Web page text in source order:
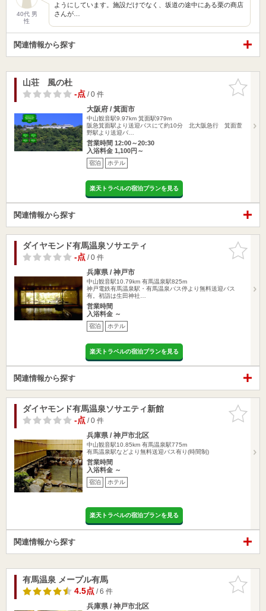
40代 男
性
ようにしています。施設だけでなく、坂道の途中にある栗の商店
さんが…
関連情報から探す
お気に入
りに追加
山荘 風の杜
-点/ 0 件
大阪府 / 箕面市
中山観音駅9.97km 箕面駅979m
阪急箕面駅より送迎バスにて約10分 北大阪急行 箕面萱
野駅より送迎バ…
営業時間 12:00～20:30
入浴料金 1,100円～
宿泊 ホテル
楽天トラベルの宿泊プランを見る
関連情報から探す
お気に入
りに追加
ダイヤモンド有馬温泉ソサエティ
-点/ 0 件
兵庫県 / 神戸市
中山観音駅10.79km 有馬温泉駅825m
神戸電鉄有馬温泉駅・有馬温泉バス停より無料送迎バス
有。初詣は生田神社…
営業時間
入浴料金 ～
宿泊 ホテル
楽天トラベルの宿泊プランを見る
関連情報から探す
お気に入
りに追加
ダイヤモンド有馬温泉ソサエティ新館
-点/ 0 件
兵庫県 / 神戸市北区
中山観音駅10.85km 有馬温泉駅775m
有馬温泉駅などより無料送迎バス有り(時間制)
営業時間
入浴料金 ～
宿泊 ホテル
楽天トラベルの宿泊プランを見る
関連情報から探す
お気に入
りに追加
有馬温泉 メープル有馬
4.5点/ 6 件
兵庫県 / 神戸市北区